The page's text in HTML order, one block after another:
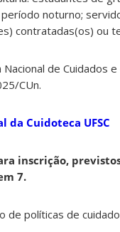
noturno;
contratadas(os) ou
de Cuidados
CUn.
da Cuidoteca UFSC
inscrição,
7.
políticas de